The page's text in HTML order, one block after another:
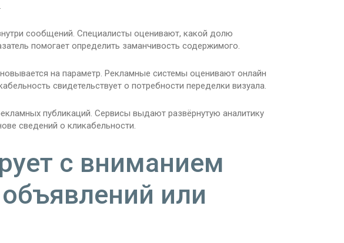
сообщений. Специалисты оценивают, какой долю
помогает определить заманчивость содержимого.
на параметр. Рекламные системы оценивают онлайн
свидетельствует о потребности переделки визуала.
публикаций. Сервисы выдают развёрнутую аналитику
сведений о кликабельности.
с вниманием
или